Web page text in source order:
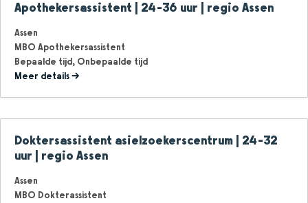
Apothekersassistent | 24-36 uur | regio Assen
Assen
MBO Apothekersassistent
Bepaalde tijd Onbepaalde tijd
Meer details
Doktersassistent asielzoekerscentrum | 24-32
uur | regio Assen
Assen
MBO Dokterassistent